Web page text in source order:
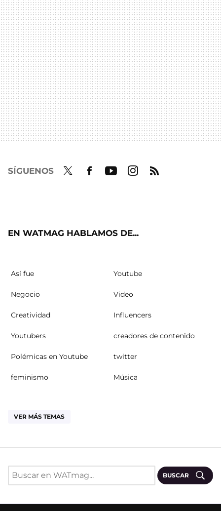
SÍGUENOS
EN WATMAG HABLAMOS DE...
Así fue Youtube
Negocio Video
Creatividad Influencers
Youtubers creadores de contenido
Polémicas en Youtube twitter
feminismo Música
VER MÁS TEMAS
BUSCAR